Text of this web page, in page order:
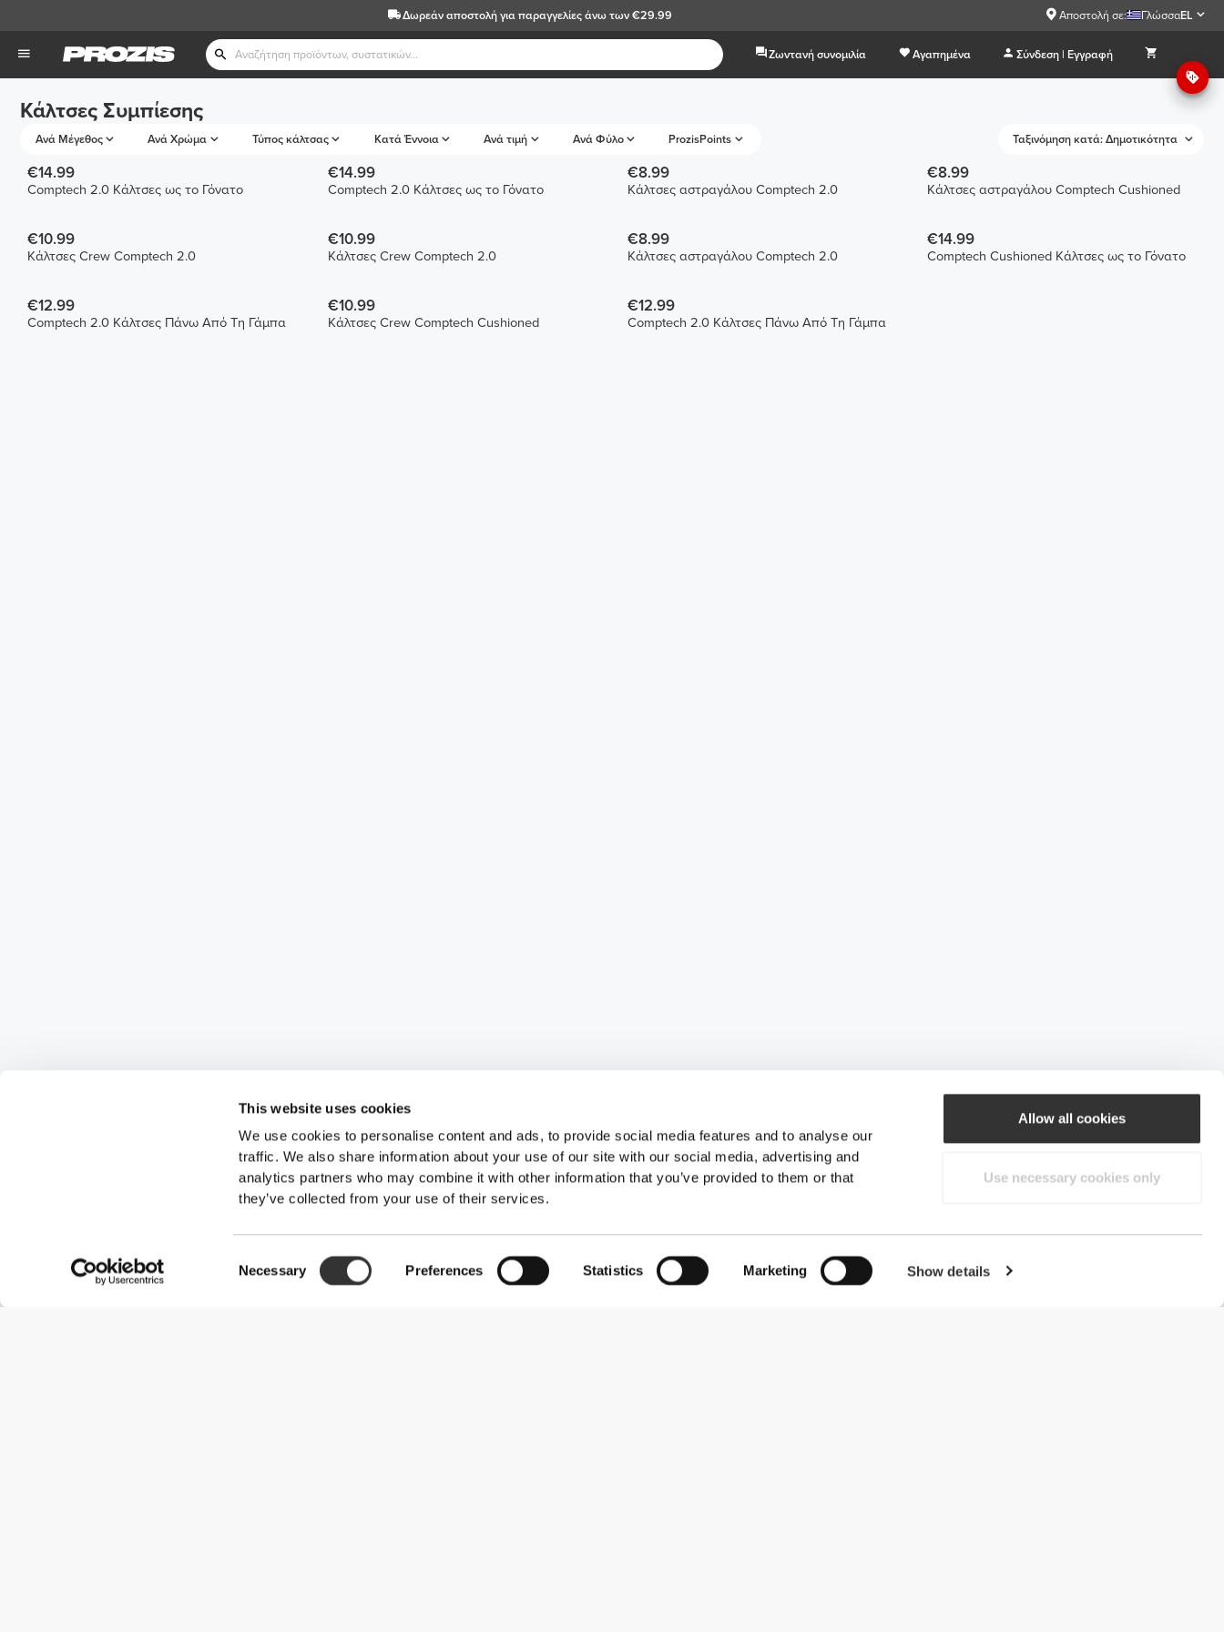
This website uses cookies
We use cookies to personalise content and ads, to provide social media features and to analyse our
traffic. We also share information about your use of our site with our social media, advertising and
analytics partners who may combine it with other information that you’ve provided to them or that
they’ve collected from your use of their services.
Selection
Necessary Preferences Statistics Marketing Show details
Allow all cookies
Use necessary cookies only
Δωρεάν αποστολήγια παραγγελίες άνω των €29.99 Αποστολή σε: ΓλώσσαEL
Ζωντανή συνομιλία Αγαπημένα Σύνδεση | Εγγραφή
Κάλτσες Συμπίεσης
Ανά Μέγεθος Ανά Χρώμα Τύπος κάλτσας Κατά Έννοια Ανά τιμή Ανά Φύλο ProzisPoints Ταξινόμηση κατά: Δημοτικότητα
€14.99
Comptech 2.0 Κάλτσες ως το Γόνατο
€14.99
Comptech 2.0 Κάλτσες ως το Γόνατο
€8.99
Κάλτσες αστραγάλου Comptech 2.0
€8.99
Κάλτσες αστραγάλου Comptech Cushioned
€10.99
Κάλτσες Crew Comptech 2.0
€10.99
Κάλτσες Crew Comptech 2.0
€8.99
Κάλτσες αστραγάλου Comptech 2.0
€14.99
Comptech Cushioned Κάλτσες ως το Γόνατο
€12.99
Comptech 2.0 Κάλτσες Πάνω Από Τη Γάμπα
€10.99
Κάλτσες Crew Comptech Cushioned
€12.99
Comptech 2.0 Κάλτσες Πάνω Από Τη Γάμπα